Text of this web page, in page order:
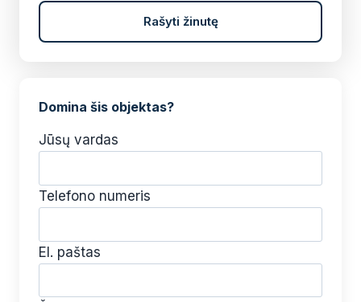
Rašyti žinutę
Domina šis objektas?
Jūsų vardas
Telefono numeris
El. paštas